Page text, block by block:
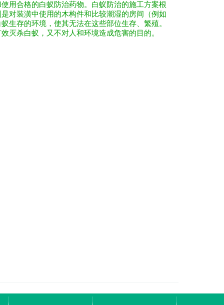
用合格的白蚁防治药物。白蚁防治的施工方案根
对装潢中使用的木构件和比较潮湿的房间（例如
生存的环境，使其无法在这些部位生存、繁殖。
灭杀白蚁，又不对人和环境造成危害的目的。